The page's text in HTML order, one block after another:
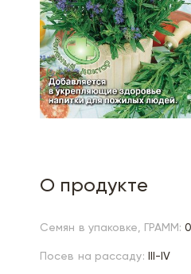
О продукте
Семян в упаковке, ГРАММ:
Посев на рассаду: III-IV